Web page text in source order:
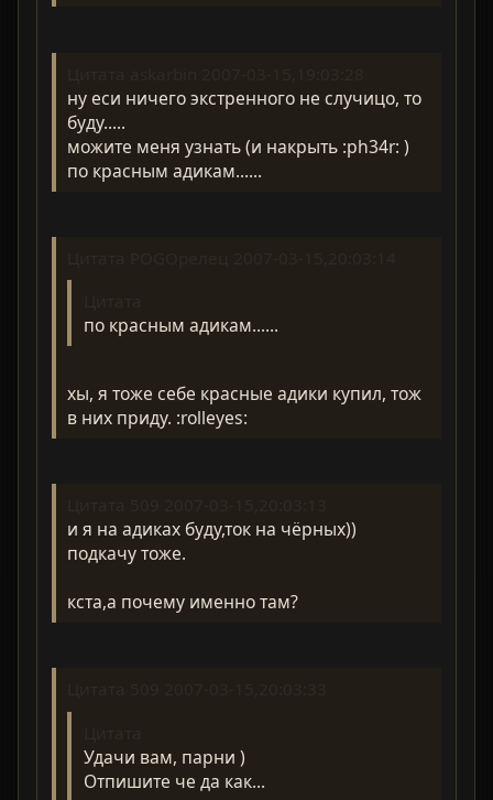
ну еси ничего экстренного не случицо, то
буду.....
можите меня узнать (и накрыть :ph34r: )
по красным адикам......
по красным адикам......
хы, я тоже себе красные адики купил, тож
в них приду. :rolleyes:
и я на адиках буду,ток на чёрных))
подкачу тоже.
кста,а почему именно там?
Удачи вам, парни )
Отпишите че да как...